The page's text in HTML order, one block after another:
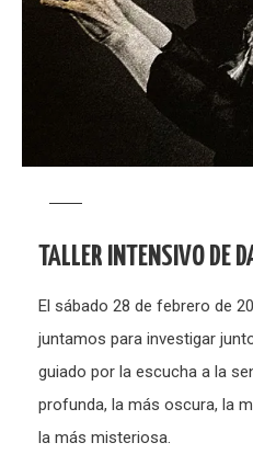
TALLER INTENSIVO DE
El sábado 28 de febrero de
juntamos para investigar
guiado por la escucha a la
profunda, la más oscura, la
la más misteriosa.